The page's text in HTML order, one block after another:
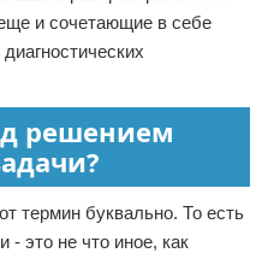
и сочетающие в себе
решением
термин буквально. То есть
- это не что иное, как